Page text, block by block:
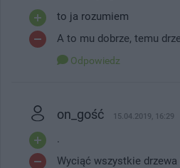
to ja rozumiem
A to mu dobrze, temu
Odpowiedz
on_gość 15.04.2019, 16:29
.
Wyciąć wszystkie drzewa